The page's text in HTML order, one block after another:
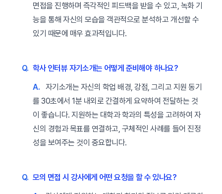
면접을 진행하며 즉각적인 피드백을 받을 수 있고, 녹화 기
능을 통해 자신의 모습을 객관적으로 분석하고 개선할 수
있기 때문에 매우 효과적입니다.
Q. 학사 인터뷰 자기소개는 어떻게 준비해야 하나요?
A.
자기소개는 자신의 학업 배경, 강점, 그리고 지원 동기
를 30초에서 1분 내외로 간결하게 요약하여 전달하는 것
이 좋습니다. 지원하는 대학과 학과의 특성을 고려하여 자
신의 경험과 목표를 연결하고, 구체적인 사례를 들어 진정
성을 보여주는 것이 중요합니다.
Q. 모의 면접 시 강사에게 어떤 요청을 할 수 있나요?